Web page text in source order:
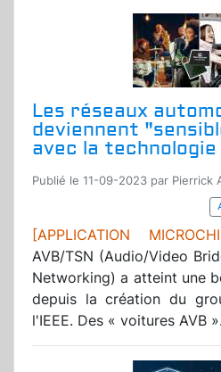
Les réseaux
deviennent
avec la
Publié le 11-09-2023 par Pierrick
[APPLICATION
AVB/TSN (Audio/Video
Networking) a atteint une
depuis la création du
l'IEEE. Des « voitures AVB